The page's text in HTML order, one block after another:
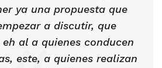
ya una propuesta que
a discutir, que
al a quienes conducen
este, a quienes realizan